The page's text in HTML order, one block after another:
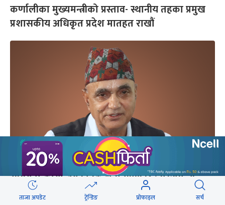
कर्णालीका मुख्यमन्त्रीको प्रस्ताव- स्थानीय तहका प्रमुख
प्रशासकीय अधिकृत प्रदेश मातहत राखौं
संघीयता कार्यान्वयन निकै चुनौतीपूर्ण छ : मुख्यमन्त्री
कँडेल
ताजा अपडेट ट्रेन्डिङ प्रोफाइल सर्च